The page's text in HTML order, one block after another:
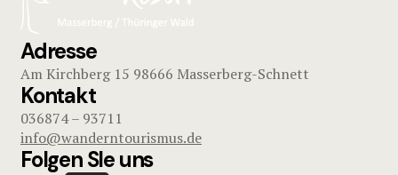
Adresse
Am Kirchberg 15 98666 Masserberg-Schnett
Kontakt
036874 – 93711
info@wanderntourismus.de
Folgen SIe uns